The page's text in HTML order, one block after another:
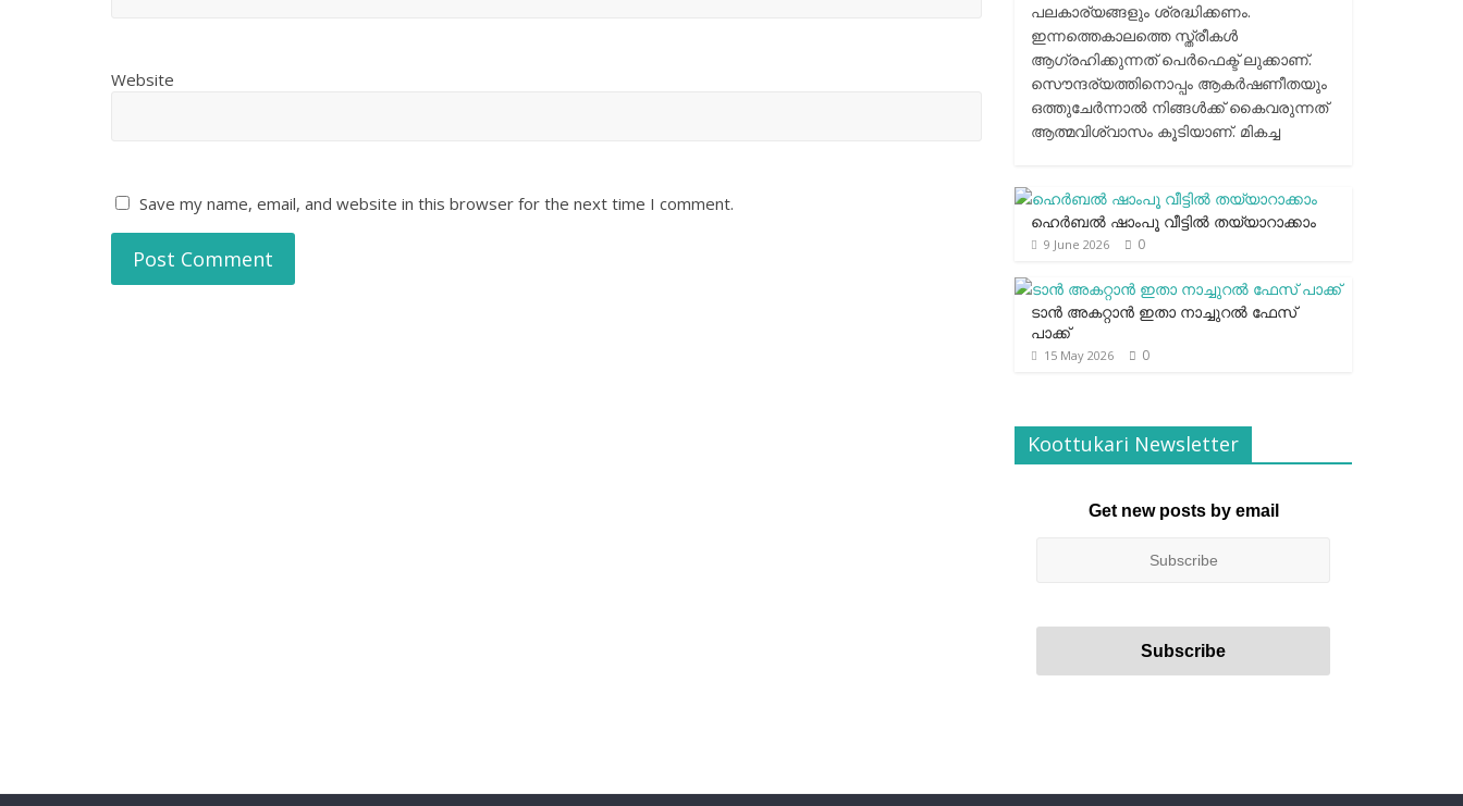
Website
Save my name, email, and website in this browser for the next time I comment.
പലകാര്യങ്ങളും ശ്രദ്ധിക്കണം.
ഇന്നത്തെകാലത്തെ സ്ത്രീകള്‍
ആഗ്രഹിക്കുന്നത് പെര്‍ഫെക്ട് ലുക്കാണ്.
സൌന്ദര്യത്തിനൊപ്പം ആകര്‍ഷണീതയും
ഒത്തുചേര്‍ന്നാല്‍ നിങ്ങള്‍ക്ക് കൈവരുന്നത്
ആത്മവിശ്വാസം കൂടിയാണ്. മികച്ച
ഹെര്‍ബല്‍ ഷാംപൂ വീട്ടില്‍ തയ്യാറാക്കാം
9 June 2026 0
ടാന്‍ അകറ്റാന്‍ ഇതാ നാച്ചുറല്‍ ഫേസ്
പാക്ക്
15 May 2026 0
Koottukari Newsletter
Get new posts by email